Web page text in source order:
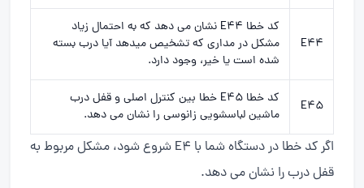
E44
کد خطا E44 نشان می دهد که به احتمال زیاد
مشکل در مداری که تشخیص میدهد آیا درب بسته
شده است یا خیر، وجود دارد.
E45
کد خطا E45 خطا بین کنترل اصلی و قفل درب
ماشین لباسشویی زانوسی را نشان می دهد.
اگر کد خطا در دستگاه شما با E4 شروع شود، مشکل مربوط به
قفل درب را نشان می دهد.